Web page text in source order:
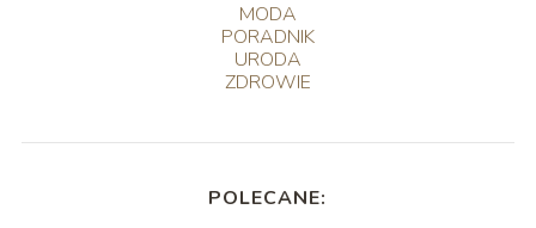
MODA
PORADNIK
URODA
ZDROWIE
POLECANE: